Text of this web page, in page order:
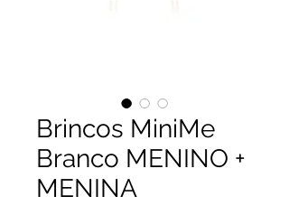
Brincos MiniMe
Branco MENINO +
MENINA